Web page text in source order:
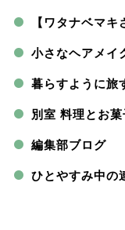
【ワタナベマ
小さなヘアメイ
暮らすように
別室 料理とお菓
編集部ブログ
ひとやすみ中の